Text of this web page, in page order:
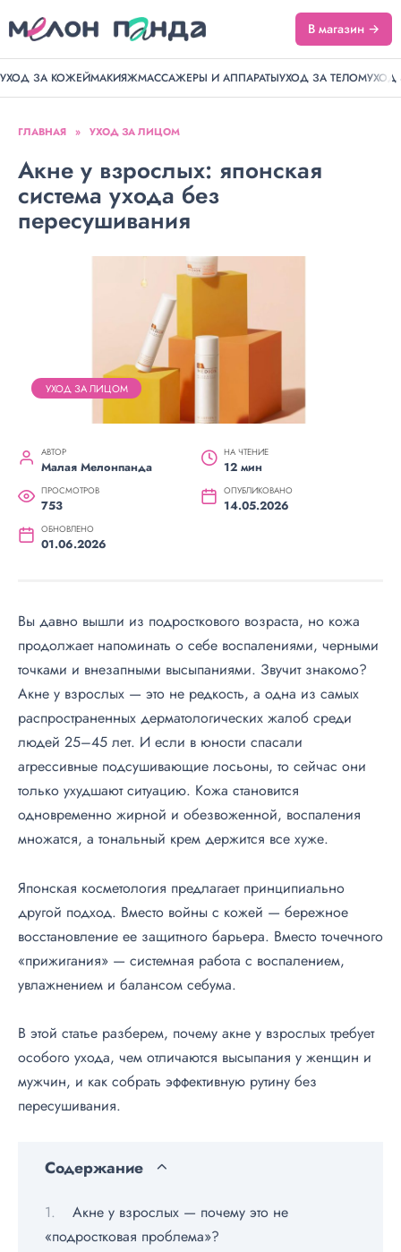
В магазин →
УХОД ЗА КОЖЕЙМАКИЯЖМАССАЖЕРЫ И АППАРАТЫУХОД ЗА ТЕЛОМУХОД
ГЛАВНАЯ » УХОД ЗА ЛИЦОМ
Акне у взрослых: японская
система ухода без
пересушивания
УХОД ЗА ЛИЦОМ
АВТОР
Малая Мелонпанда
НА ЧТЕНИЕ
12 мин
ПРОСМОТРОВ
753
ОПУБЛИКОВАНО
14.05.2026
ОБНОВЛЕНО
01.06.2026
Вы давно вышли из подросткового возраста, но кожа
продолжает напоминать о себе воспалениями, черными
точками и внезапными высыпаниями. Звучит знакомо?
Акне у взрослых — это не редкость, а одна из самых
распространенных дерматологических жалоб среди
людей 25–45 лет. И если в юности спасали
агрессивные подсушивающие лосьоны, то сейчас они
только ухудшают ситуацию. Кожа становится
одновременно жирной и обезвоженной, воспаления
множатся, а тональный крем держится все хуже.
Японская косметология предлагает принципиально
другой подход. Вместо войны с кожей — бережное
восстановление ее защитного барьера. Вместо точечного
«прижигания» — системная работа с воспалением,
увлажнением и балансом себума.
В этой статье разберем, почему акне у взрослых требует
особого ухода, чем отличаются высыпания у женщин и
мужчин, и как собрать эффективную рутину без
пересушивания.
Содержание
Акне у взрослых — почему это не
«подростковая проблема»?